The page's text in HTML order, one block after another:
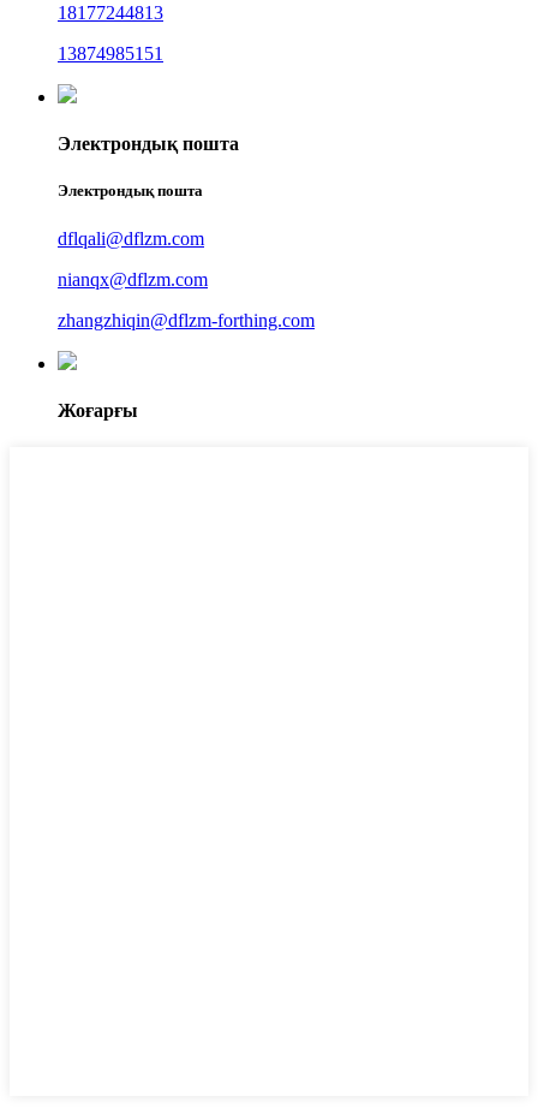
18177244813
13874985151
Электрондық пошта
Электрондық пошта
dflqali@dflzm.com
nianqx@dflzm.com
zhangzhiqin@dflzm-forthing.com
Жоғарғы